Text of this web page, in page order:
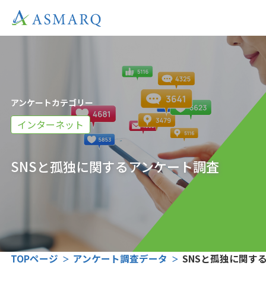
アンケートカテゴリー
インターネット
SNSと孤独に関するアンケート調査
TOPページ アンケート調査データ SNSと孤独に関す